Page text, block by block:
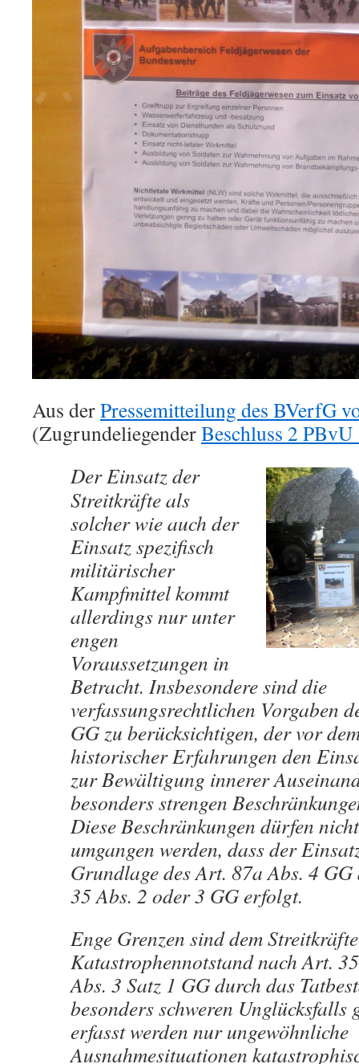
Aus derPressemitteilung des BVerfG
(ZugrundeliegenderBeschluss 2
Der Einsatz der
Streitkräfte als
solcher wie auch der
Einsatz spezifisch
militärischer
Kampfmittel kommt
allerdings nur unter
engen
Voraussetzungen in
Betracht. Insbesondere sind die
verfassungsrechtlichen Vorgaben
GG zu berücksichtigen, der vor
historischer Erfahrungen den
zur Bewältigung innerer
besonders strengen
Diese Beschränkungen dürfen
umgangen werden, dass der
Grundlage des Art. 87a Abs. 4
35 Abs. 2 oder 3 GG erfolgt.
Enge Grenzen sind dem
Katastrophennotstand nach Art.
Abs. 3 Satz 1 GG durch das
besonders schweren Unglücksfalls
erfasst werden nur ungewöhnliche
Ausnahmesituationen